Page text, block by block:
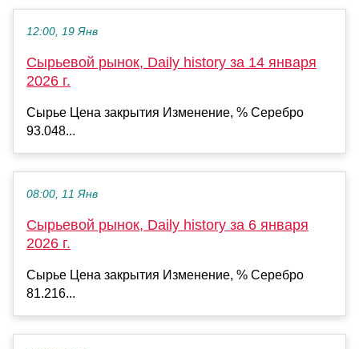
12:00, 19 Янв
Сырьевой рынок, Daily history за 14 января
2026 г.
Сырье Цена закрытия Изменение, % Серебро
93.048...
08:00, 11 Янв
Сырьевой рынок, Daily history за 6 января
2026 г.
Сырье Цена закрытия Изменение, % Серебро
81.216...